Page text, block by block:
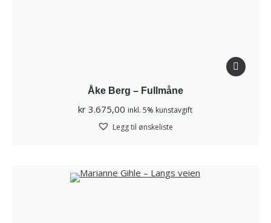
Åke Berg – Fullmåne
kr 3.675,00 inkl. 5% kunstavgift
Legg til ønskeliste